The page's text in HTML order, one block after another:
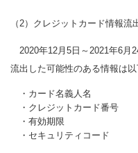
（2）クレジットカード情報
2020年12月5日～2021年6月
流出した可能性のある情報は以
・カード名義人名
・クレジットカード番号
・有効期限
・セキュリティコード